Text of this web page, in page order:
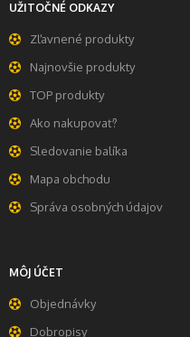
UŽITOČNÉ ODKAZY
Zľavnené produkty
Najnovšie produkty
TOP produkty
Ako nakupovať?
Sledovanie balíka
Mapa obchodu
Správa osobných údajov
MÔJ ÚČET
Objednávky
Dobropisy